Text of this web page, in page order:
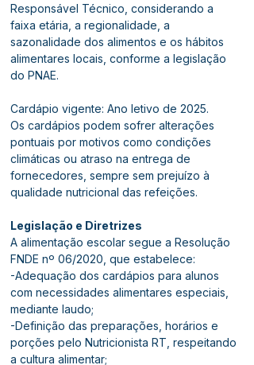
Responsável Técnico, considerando a
faixa etária, a regionalidade, a
sazonalidade dos alimentos e os hábitos
alimentares locais, conforme a legislação
do PNAE.
Cardápio vigente: Ano letivo de 2025.
Os cardápios podem sofrer alterações
pontuais por motivos como condições
climáticas ou atraso na entrega de
fornecedores, sempre sem prejuízo à
qualidade nutricional das refeições.
Legislação e Diretrizes
A alimentação escolar segue a Resolução
FNDE nº 06/2020, que estabelece:
-Adequação dos cardápios para alunos
com necessidades alimentares especiais,
mediante laudo;
-Definição das preparações, horários e
porções pelo Nutricionista RT, respeitando
a cultura alimentar;